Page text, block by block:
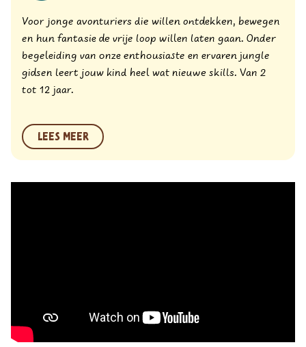
Voor jonge avonturiers die willen ontdekken, bewegen
en hun fantasie de vrije loop willen laten gaan. Onder
begeleiding van onze enthousiaste en ervaren jungle
gidsen leert jouw kind heel wat nieuwe skills. Van 2
tot 12 jaar.
Lees meer